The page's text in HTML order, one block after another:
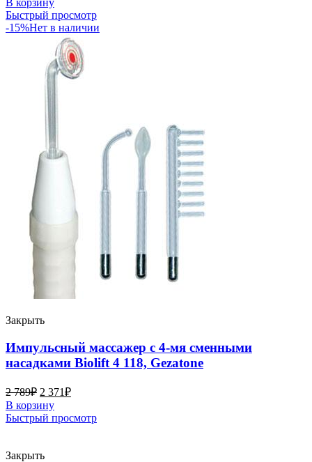
В корзину
Быстрый просмотр
-15%Нет в наличии
Закрыть
Импульсный массажер с 4-мя сменными
насадками Biolift 4 118, Gezatone
2 789₽ 2 371₽
В корзину
Быстрый просмотр
Закрыть